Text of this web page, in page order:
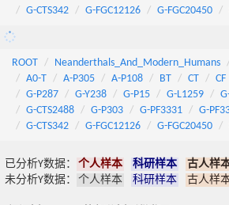
G-CTS342
G-FGC12126 G-FGC20450
ROOT Neanderthals_And_Modern_Humans
A0-T
A-P305 A-P108 BT CT CF
G-P287
G-Y238 G-P15 G-L1259
G-CTS2488
G-P303 G-PF3331 G-
G-CTS342
G-FGC12126 G-FGC20450
已分析Y数据： 个人样本 科研样本
古人样
未分析Y数据：
个人样本 科研样本 古人样